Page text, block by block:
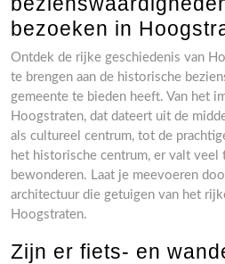
bezoeken in
Ontdek de rijke geschiedenis van
te brengen aan de historische
gemeente te bieden heeft. Van het
Hoogstraten, dat dateert uit de
als cultureel centrum, tot de
het historische centrum, er valt veel
bewonderen. Laat je meevoeren
architectuur die getuigen van het
Hoogstraten.
Zijn er fiets- en